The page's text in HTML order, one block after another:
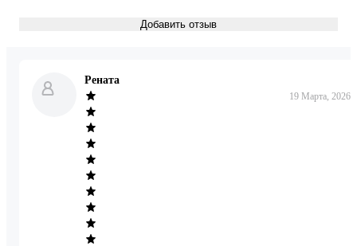
Добавить отзыв
Рената
19 Марта, 2026